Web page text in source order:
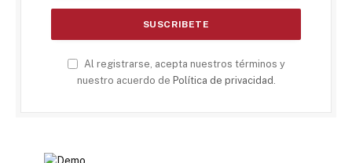
Al registrarse, acepta nuestros términos y
nuestro acuerdo de Política de privacidad